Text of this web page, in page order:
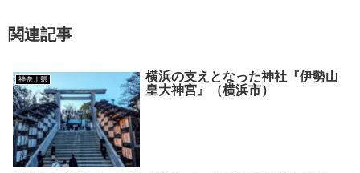
関連記事
神奈川県
横浜の支えとなった神社『伊勢山
皇大神宮』（横浜市）